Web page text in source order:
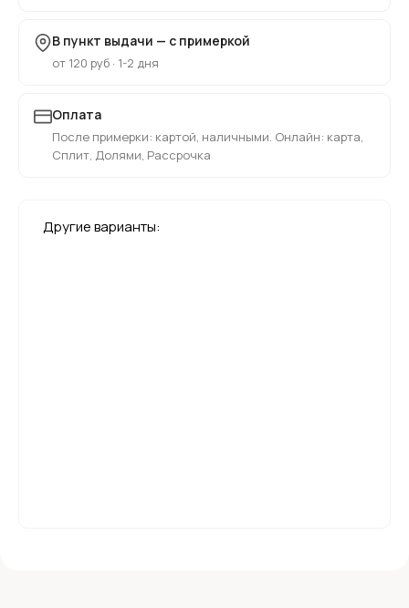
В пункт выдачи — с примеркой
от 120 руб · 1-2 дня
Оплата
После примерки: картой, наличными. Онлайн: карта,
Сплит, Долями, Рассрочка
Другие варианты: